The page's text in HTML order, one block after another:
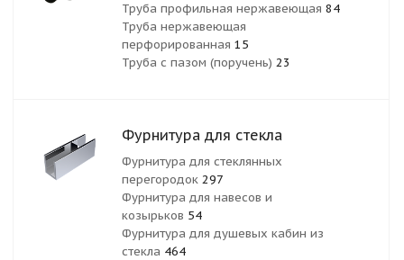
Труба профильная нержавеющая 84
Труба нержавеющая
перфорированная 15
Труба с пазом (поручень) 23
Фурнитура для стекла
Фурнитура для стеклянных
перегородок 297
Фурнитура для навесов и
козырьков 54
Фурнитура для душевых кабин из
стекла 464